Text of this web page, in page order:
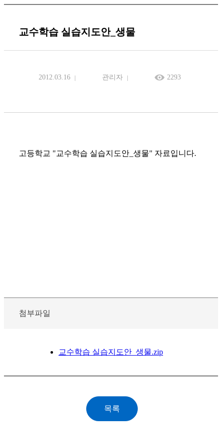
교수학습 실습지도안_생물
2012.03.16 관리자 2293
고등학교 "교수학습 실습지도안_생물" 자료입니다.
첨부파일
교수학습 실습지도안_생물.zip